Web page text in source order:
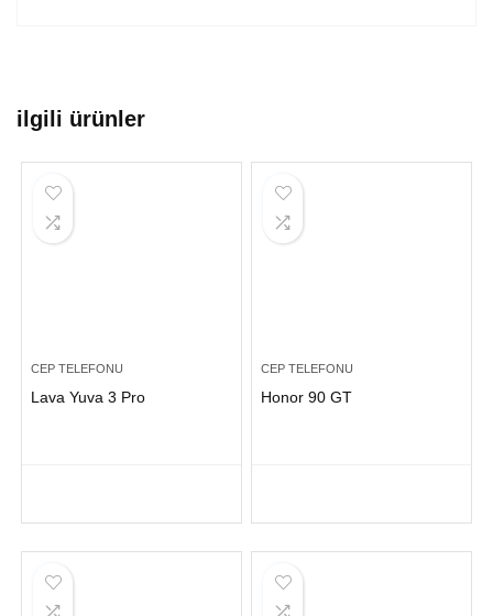
ilgili ürünler
CEP TELEFONU
Lava Yuva 3 Pro
CEP TELEFONU
Honor 90 GT